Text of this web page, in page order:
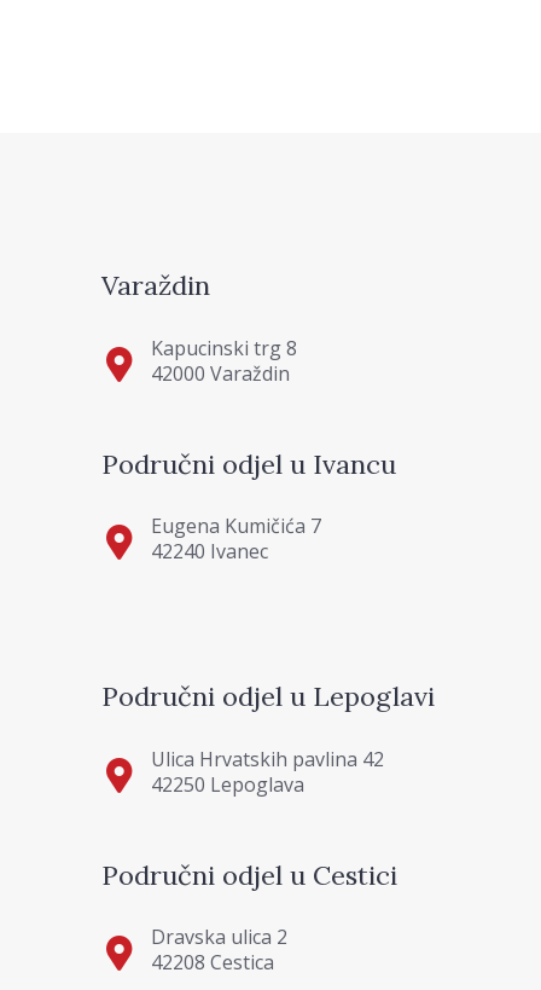
Varaždin
Kapucinski trg 8
42000 Varaždin
Područni odjel u Ivancu
Eugena Kumičića 7
42240 Ivanec
Područni odjel u Lepoglavi
Ulica Hrvatskih pavlina 42
42250 Lepoglava
Područni odjel u Cestici
Dravska ulica 2
42208 Cestica